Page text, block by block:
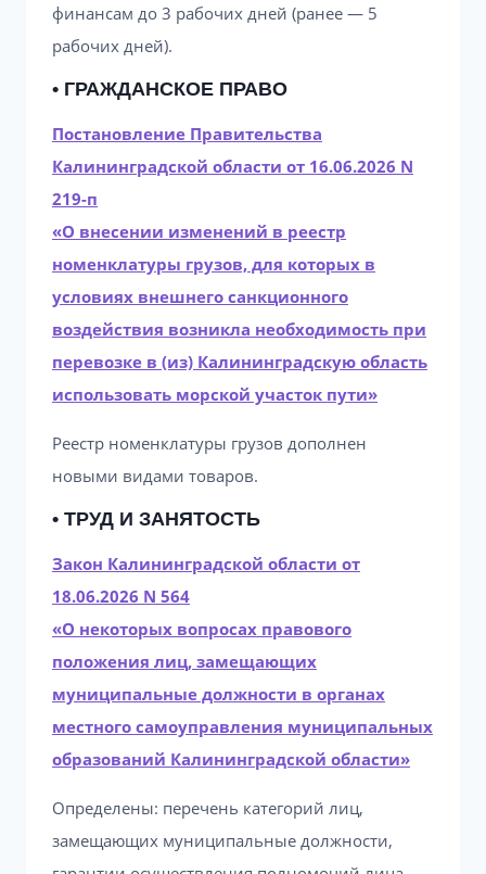
финансам до 3 рабочих дней (ранее — 5
рабочих дней).
• ГРАЖДАНСКОЕ ПРАВО
Постановление Правительства
Калининградской области от 16.06.2026 N
219-п
«О внесении изменений в реестр
номенклатуры грузов, для которых в
условиях внешнего санкционного
воздействия возникла необходимость при
перевозке в (из) Калининградскую область
использовать морской участок пути»
Реестр номенклатуры грузов дополнен
новыми видами товаров.
• ТРУД И ЗАНЯТОСТЬ
Закон Калининградской области от
18.06.2026 N 564
«О некоторых вопросах правового
положения лиц, замещающих
муниципальные должности в органах
местного самоуправления муниципальных
образований Калининградской области»
Определены: перечень категорий лиц,
замещающих муниципальные должности,